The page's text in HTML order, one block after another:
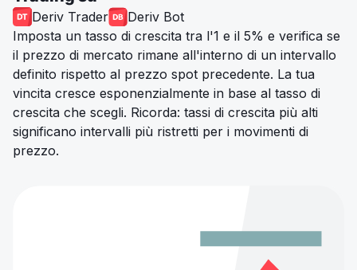
Deriv Trader
Deriv Bot
Imposta un tasso di crescita tra l'1 e il 5% e verifica se
il prezzo di mercato rimane all'interno di un intervallo
definito rispetto al prezzo spot precedente. La tua
vincita cresce esponenzialmente in base al tasso di
crescita che scegli. Ricorda: tassi di crescita più alti
significano intervalli più ristretti per i movimenti di
prezzo.